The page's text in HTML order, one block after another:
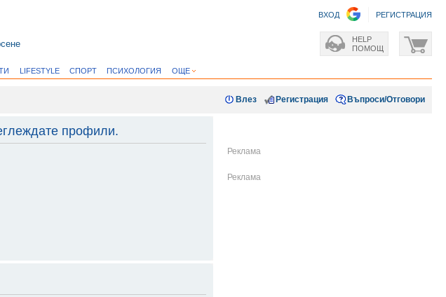
РЕГИСТРАЦИЯ
ВХОД
HELP
ПОМОЩ
LIFESTYLE СПОРТ ПСИХОЛОГИЯ ОЩЕ
Въпроси/Отговори
Регистрация
Влез
профили.